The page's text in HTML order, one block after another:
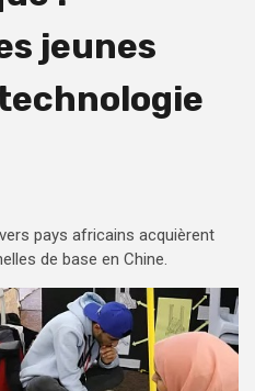
jeunes
pays africains acquièrent
de base en Chine.